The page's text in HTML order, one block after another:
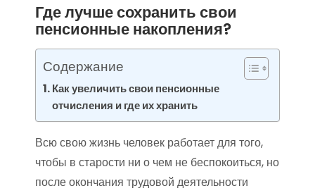
Где лучше сохранить свои
пенсионные накопления?
Содержание
Как увеличить свои пенсионные
отчисления и где их хранить
Всю свою жизнь человек работает для того,
чтобы в старости ни о чем не беспокоиться, но
после окончания трудовой деятельности